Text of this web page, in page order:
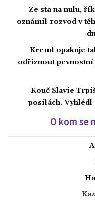
Ze sta na nulu,
oznámil rozvod v
Kreml opakuje
odříznout pevnostní
Kouč Slavie
posilách.
O kom se